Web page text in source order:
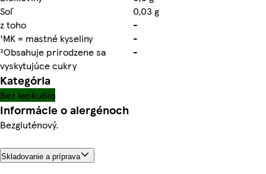
Soľ
0,03 g
z toho
-
¹MK = mastné kyseliny
-
²Obsahuje prirodzene sa
vyskytujúce cukry
-
Kategória
Bez lepkuBio
Informácie o alergénoch
Bezgluténový.
Skladovanie a príprava